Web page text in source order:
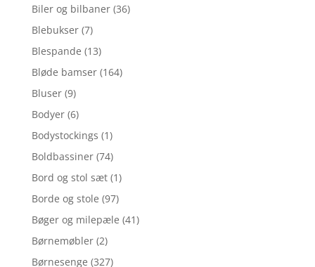
Biler og bilbaner (36)
Blebukser (7)
Blespande (13)
Bløde bamser (164)
Bluser (9)
Bodyer (6)
Bodystockings (1)
Boldbassiner (74)
Bord og stol sæt (1)
Borde og stole (97)
Bøger og milepæle (41)
Børnemøbler (2)
Børnesenge (327)